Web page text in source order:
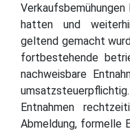
hatten und
geltend gemacht
fortbestehende
nachweisbare
Entnahmen
Abmeldung, formelle